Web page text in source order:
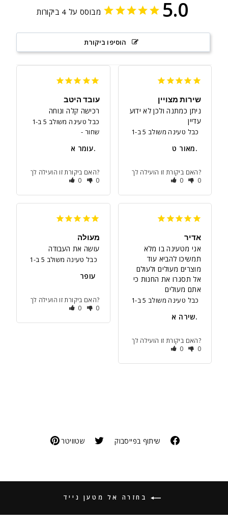
5.0 מבוסס על 4 ביקורות
הוסיפו ביקורת
עובד היטב
רכישה קלה ונוחה
כבל טעינה משולב 5 ב-1
שחור
עומר א.
האם ביקורת זו הועילה לך?
0
0
שירות מצויין
עדיין
כבל טעינה משולב 5 ב-1
מאור ט.
האם ביקורת זו הועילה לך?
0
0
מעולה
עושה את העבודה
כבל טעינה משולב 5 ב-1
עופר
האם ביקורת זו הועילה לך?
0
0
אדיר
תמשיכו להביא עוד
אתם מעולים
כבל טעינה משולב 5 ב-1
שירה א.
האם ביקורת זו הועילה לך?
0
0
שיתוף בפייסבוק שטוויטר
בחזרה אל מטען נייד